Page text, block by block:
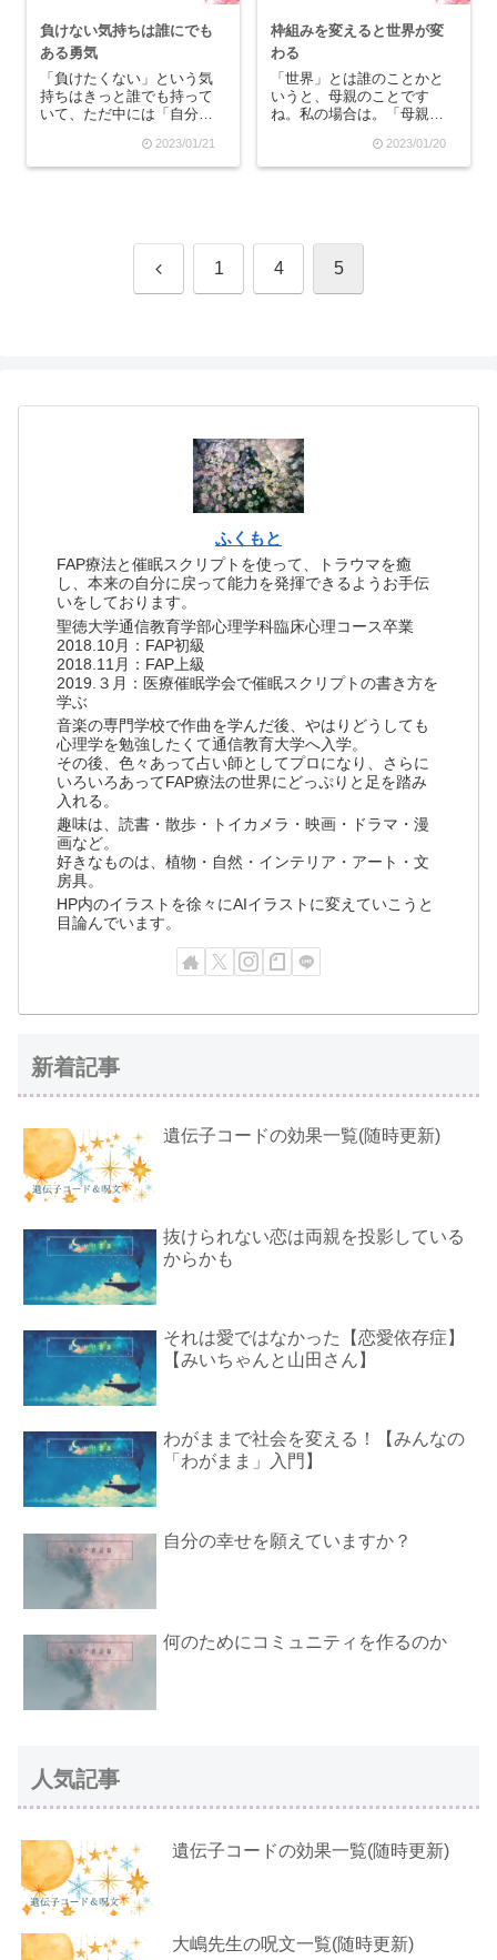
負けない気持ちは誰にでも
ある勇気
「負けたくない」という気
持ちはきっと誰でも持って
いて、ただ中には「自分が
を持たせたい」という気持
ちもあるのかもしれませ
2023/01/21
枠組みを変えると世界が変
わる
「世界」とは誰のことかと
いうと、母親のことです
ね。私の場合は。「母親の
そしてしがらみを脱ぎ捨て
た時に強烈に感じる支配の
2023/01/20
前 1 4 5
ふくもと
FAP療法と催眠スクリプトを使って、トラウマを癒
し、本来の自分に戻って能力を発揮できるようお手伝
いをしております。
聖徳大学通信教育学部心理学科臨床心理コース卒業
2018.10月：FAP初級
2018.11月：FAP上級
2019.３月：医療催眠学会で催眠スクリプトの書き方を
学ぶ
音楽の専門学校で作曲を学んだ後、やはりどうしても
心理学を勉強したくて通信教育大学へ入学。
その後、色々あって占い師としてプロになり、さらに
いろいろあってFAP療法の世界にどっぷりと足を踏み
入れる。
趣味は、読書・散歩・トイカメラ・映画・ドラマ・漫
画など。
好きなものは、植物・自然・インテリア・アート・文
房具。
HP内のイラストを徐々にAIイラストに変えていこうと
目論んでいます。
新着記事
遺伝子コードの効果一覧(随時更新)
抜けられない恋は両親を投影している
からかも
それは愛ではなかった【恋愛依存症】
【みいちゃんと山田さん】
わがままで社会を変える！【みんなの
「わがまま」入門】
自分の幸せを願えていますか？
何のためにコミュニティを作るのか
人気記事
遺伝子コードの効果一覧(随時更新)
大嶋先生の呪文一覧(随時更新)